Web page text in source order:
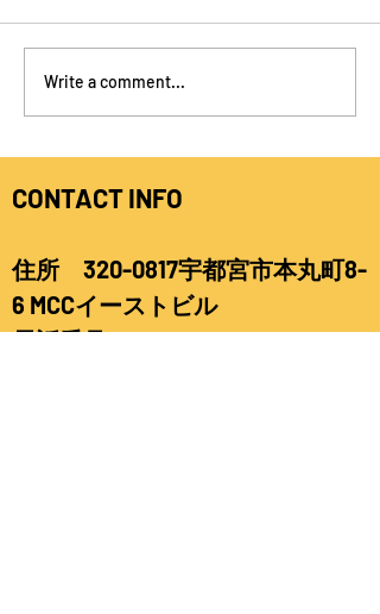
Happy Father's Day
Write a comment...
CONTACT INFO
住所 320-0817宇都宮市本丸町8-
6 MCCイーストビル
電話番号028-612-3332